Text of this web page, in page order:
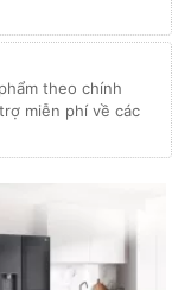
theo chính
miễn phí về các